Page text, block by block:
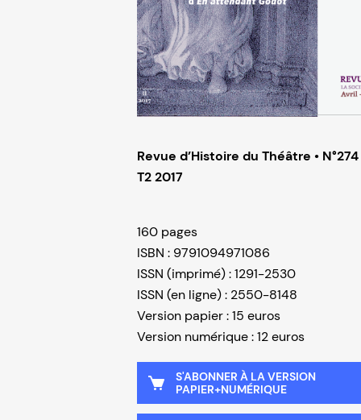
Revue d’Histoire du Théâtre • N°274
T2 2017
160 pages
ISBN : 9791094971086
ISSN (imprimé) : 1291-2530
ISSN (en ligne) : 2550-8148
Version papier : 15 euros
Version numérique : 12 euros
S'ABONNER À LA VERSION
PAPIER+NUMÉRIQUE